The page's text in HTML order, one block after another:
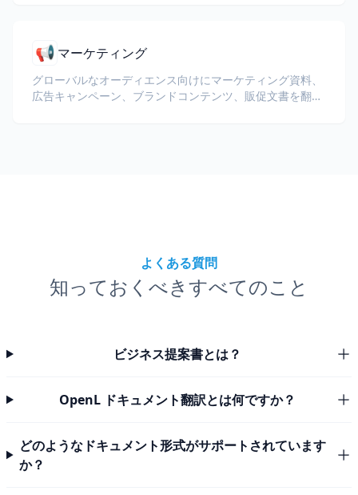
📢 マーケティング
グローバルなオーディエンス向けにマーケティング資料、
広告キャンペーン、ブランドコンテンツ、販促文書を翻訳
よくある質問
知っておくべきすべてのこと
ビジネス提案書とは？
OpenL ドキュメント翻訳とは何ですか？
どのようなドキュメント形式がサポートされています
か？